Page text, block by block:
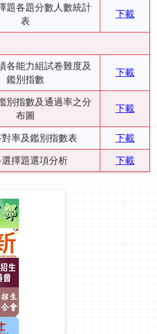
題各題分數人數統計
表
下載
各能力組試卷難度及
鑑別指數
下載
別指數及通過率之分
布圖
下載
率及鑑別指數表
下載
擇題選項分析 下載